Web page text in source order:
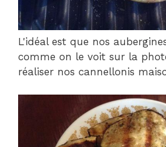
L'idéal est que nos
comme on le voit sur la
réaliser nos cannellonis